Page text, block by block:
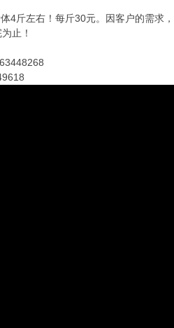
4斤左右！每斤30元。因客户的需求
止！